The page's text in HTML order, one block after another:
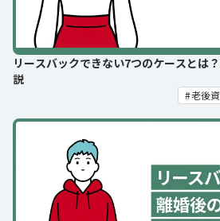
リースバックできない7つのケースとは
説
老後